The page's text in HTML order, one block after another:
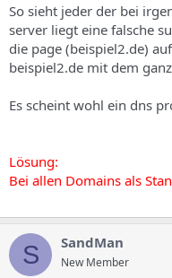
So sieht jeder der bei
server liegt eine falsche
die page (beispiel2.de)
beispiel2.de mit dem
Es scheint wohl ein dns
Lösung:
Bei allen Domains als
S SandMan
New Member